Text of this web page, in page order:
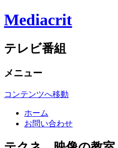
Mediacrit
テレビ番組
メニュー
コンテンツへ移動
ホーム
お問い合わせ